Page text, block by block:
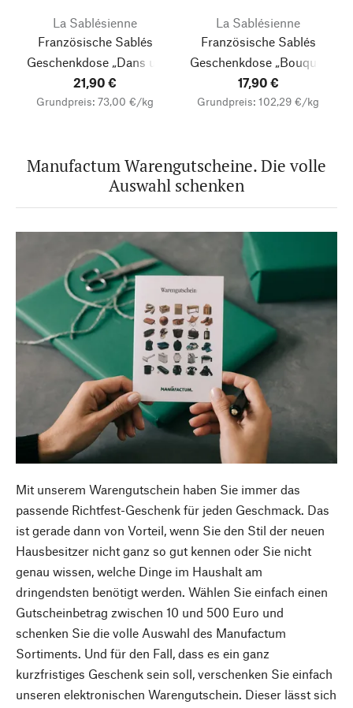
La Sablésienne
Französische Sablés
Geschenkdose „Dans un
Butter, Schokolade,
Himbeere
21,90 €
Grundpreis: 73,00 €/kg
La Sablésienne
Französische Sablés
Geschenkdose „Bouquet
Sauvage“Salzkaramell
17,90 €
Grundpreis: 102,29 €/kg
Manufactum Warengutscheine. Die volle
Auswahl schenken
Mit unserem Warengutschein haben Sie immer das
passende Richtfest-Geschenk für jeden Geschmack. Das
ist gerade dann von Vorteil, wenn Sie den Stil der neuen
Hausbesitzer nicht ganz so gut kennen oder Sie nicht
genau wissen, welche Dinge im Haushalt am
dringendsten benötigt werden. Wählen Sie einfach einen
Gutscheinbetrag zwischen 10 und 500 Euro und
schenken Sie die volle Auswahl des Manufactum
Sortiments. Und für den Fall, dass es ein ganz
kurzfristiges Geschenk sein soll, verschenken Sie einfach
unseren elektronischen Warengutschein. Dieser lässt sich